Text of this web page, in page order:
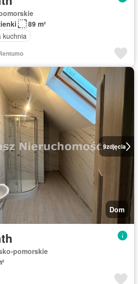
89 m²
kuchnia
9zdjęcia
Dom
pomorskie